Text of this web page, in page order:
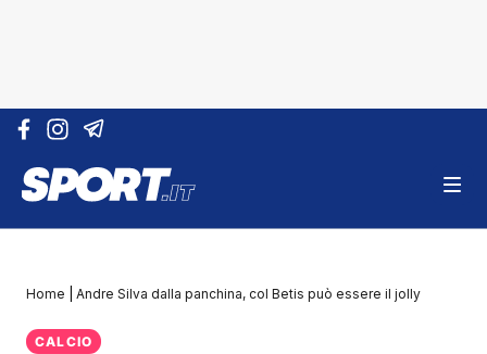
Vai al contenuto
Home Andre Silva dalla panchina, col Betis può essere il jolly
CALCIO